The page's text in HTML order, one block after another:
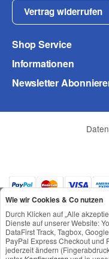
Frage zum Artikel
Ihre Frage
Vertrag widerrufen
Shop Service
Informationen
Newsletter
Wie wir Cookies & Co nutzen
Durch Klicken auf „Alle
Dienste auf unserer Website:
DataFirst Track, Tagbox,
PayPal Express Checkout und
jederzeit ändern